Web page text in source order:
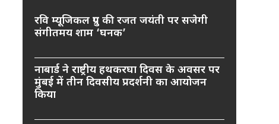
रवि म्यूजिकल ग्रुप की रजत जयंती पर सजेगी
संगीतमय शाम ‘घनक’
नाबार्ड ने राष्ट्रीय हथकरघा दिवस के अवसर पर
मुंबई में तीन दिवसीय प्रदर्शनी का आयोजन
किया